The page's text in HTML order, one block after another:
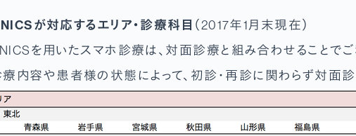
が対応するエリア・診療科目 （2017年1月末現在）
を用いたスマホ診療は、対面診療と組み合わせることでご
療内容や患者様の状態によって、初診・再診に関わらず対面